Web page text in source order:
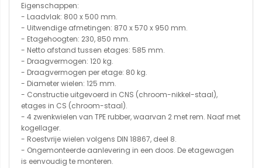
Eigenschappen:
- Laadvlak: 800 x 500 mm.
- Uitwendige afmetingen: 870 x 570 x 950 mm.
- Etagehoogten: 230, 850 mm.
- Netto afstand tussen etages: 585 mm.
- Draagvermogen: 120 kg.
- Draagvermogen per etage: 80 kg.
- Diameter wielen: 125 mm.
- Constructie uitgevoerd in CNS (chroom-nikkel-staal),
etages in CS (chroom-staal).
- 4 zwenkwielen van TPE rubber, waarvan 2 met rem. Naaf met
kogellager.
- Roestvrije wielen volgens DIN 18867, deel 8.
- Ongemonteerde aanlevering in een doos. De etagewagen
is eenvoudig te monteren.